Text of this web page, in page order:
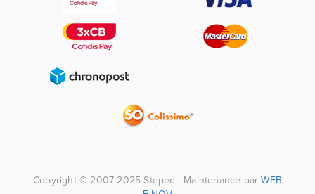
Copyright © 2007-2025 Stepec - Maintenance parWEB